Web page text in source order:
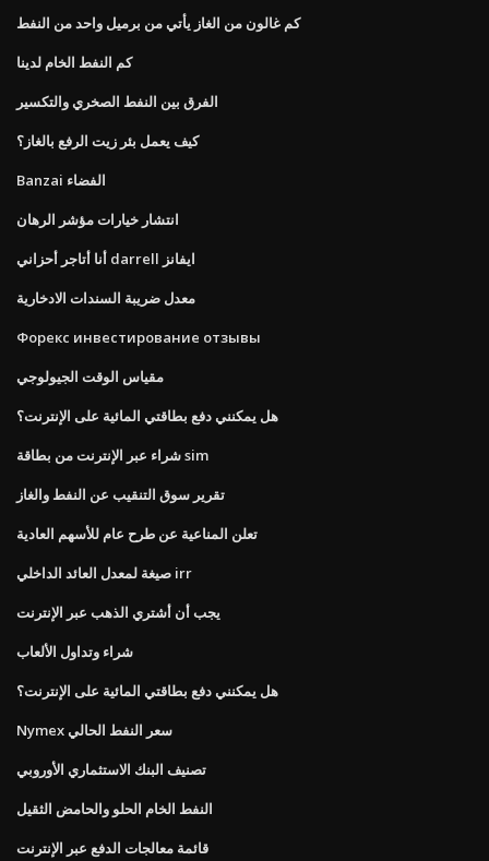
كم غالون من الغاز يأتي من برميل واحد من النفط
كم النفط الخام لدينا
الفرق بين النفط الصخري والتكسير
كيف يعمل بئر زيت الرفع بالغاز؟
Banzai الفضاء
انتشار خيارات مؤشر الرهان
أنا أتاجر أحزاني darrell ايفانز
معدل ضريبة السندات الادخارية
Форекс инвестирование отзывы
مقياس الوقت الجيولوجي
هل يمكنني دفع بطاقتي المائية على الإنترنت؟
شراء عبر الإنترنت من بطاقة sim
تقرير سوق التنقيب عن النفط والغاز
تعلن المناعية عن طرح عام للأسهم العادية
صيغة لمعدل العائد الداخلي irr
يجب أن أشتري الذهب عبر الإنترنت
شراء وتداول الألعاب
هل يمكنني دفع بطاقتي المائية على الإنترنت؟
Nymex سعر النفط الحالي
تصنيف البنك الاستثماري الأوروبي
النفط الخام الحلو والحامض الثقيل
قائمة معالجات الدفع عبر الإنترنت